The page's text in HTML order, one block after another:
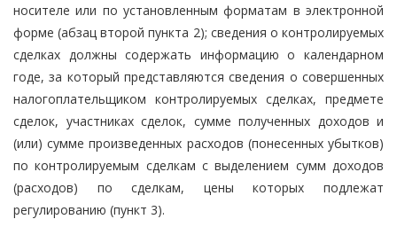
носителе или по установленным форматам в электронной
форме (абзац второй пункта 2); сведения о контролируемых
сделках должны содержать информацию о календарном
годе, за который представляются сведения о совершенных
налогоплательщиком контролируемых сделках, предмете
сделок, участниках сделок, сумме полученных доходов и
(или) сумме произведенных расходов (понесенных убытков)
по контролируемым сделкам с выделением сумм доходов
(расходов) по сделкам, цены которых подлежат
регулированию (пункт 3).